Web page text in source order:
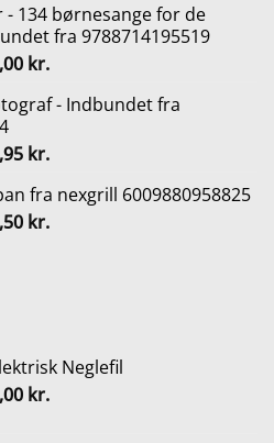
kr..
pris
er:
101,25 kr..
- 134 børnesange for de
fra 9788714195519
kr..
kr.Den
pris
151,00 kr..
- Indbundet fra
kr.Den
pris
er:
fra nexgrill 6009880958825
kr.Den
Neglefil
kr.Den